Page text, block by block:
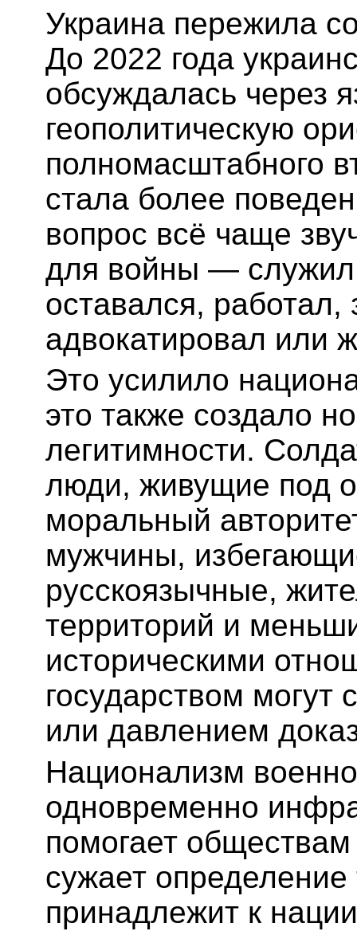
Украина пережила
До 2022 года
обсуждалась через
геополитическую
полномасштабного
стала более
вопрос всё чаще
для войны —
оставался, работал,
адвокатировал или
Это усилило
это также создало
легитимности.
люди, живущие под
моральный
мужчины,
русскоязычные,
территорий и
историческими
государством могут
или давлением
Национализм
одновременно
помогает
сужает определение
принадлежит к